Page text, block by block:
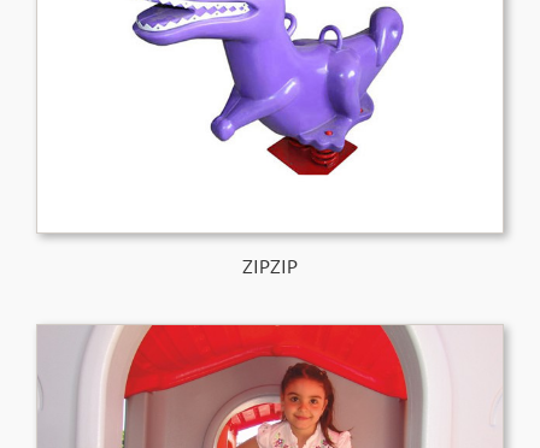
ZIPZIP